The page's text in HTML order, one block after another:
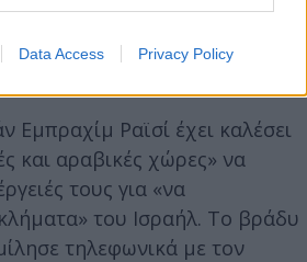
Data Access Privacy Policy
Εμπραχίμ Ραϊσί έχει καλέσει
και αραβικές χώρες» να
τους για «να
του Ισραήλ. Το βράδυ
τηλεφωνικά με τον